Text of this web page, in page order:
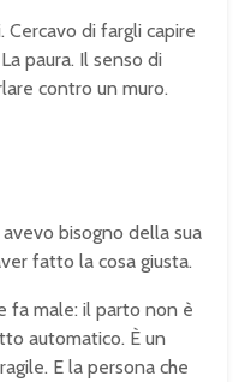
Cercavo di fargli capire
paura. Il senso di
contro un muro.
bisogno della sua
fatto la cosa giusta.
fa male: il parto non è
automatico. È un
E la persona che